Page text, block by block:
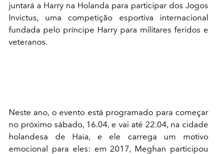
juntará a Harry na Holanda para participar dos Jogos
Invictus, uma competição esportiva internacional
fundada pelo príncipe Harry para militares feridos e
veteranos.
Neste ano, o evento está programado para começar
no próximo sábado, 16.04, e vai até 22.04, na cidade
holandesa de Haia, e ele carrega um motivo
emocional para eles: em 2017, Meghan participou